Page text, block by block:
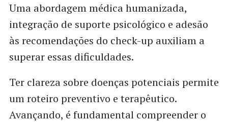
Uma abordagem médica humanizada,
integração de suporte psicológico e adesão
às recomendações do check-up auxiliam a
superar essas dificuldades.
Ter clareza sobre doenças potenciais permite
um roteiro preventivo e terapêutico.
Avançando, é fundamental compreender o